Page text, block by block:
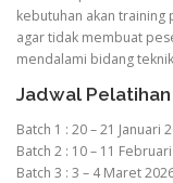
kebutuhan akan
agar tidak membuat
mendalami bidang
Jadwal
Batch 1 : 20 – 21 Januari
Batch 2 : 10 – 11
Batch 3 : 3 – 4 Maret